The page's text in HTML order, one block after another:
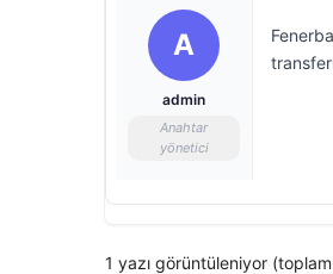
A
admin
Anahtar
yönetici
1 yazı görüntüleniyor